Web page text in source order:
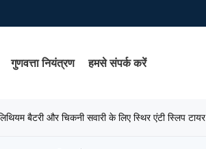
गुणवत्ता नियंत्रण हमसे संपर्क करें
बैटरी और चिकनी सवारी के लिए स्थिर एंटी स्लिप टायर